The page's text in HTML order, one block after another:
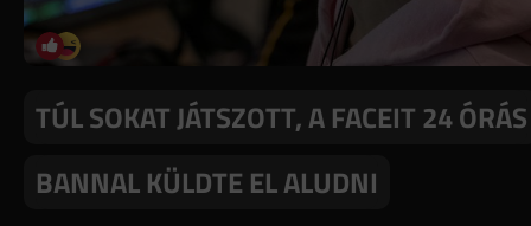
TÚL SOKAT JÁTSZOTT, A FACEIT 24 ÓRÁS
BANNAL KÜLDTE EL ALUDNI